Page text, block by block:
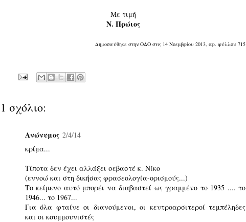
Με τιμή
Ν. Πρώιος
Δημοσιεύθηκε στην ΟΔΟ στις 14 Νοεμβρίου 2013, αρ. φύλλου 715
1 σχόλιο:
Ανώνυμος 2/4/14
κρίμα...
Τίποτα δεν έχει αλλάξει σεβαστέ κ. Νίκο
(εννοώ και στη δικήσας φρασεολογία-ορισμούς...)
Το κείμενο αυτό μπορέι να διαβαστεί ως γραμμένο το 1935 .... το
1946... το 1967...
Για όλα φταίνε οι διανούμενοι, οι κεντροαρσιτεροί τεμπέληδες
και οι κουμμουνιστές